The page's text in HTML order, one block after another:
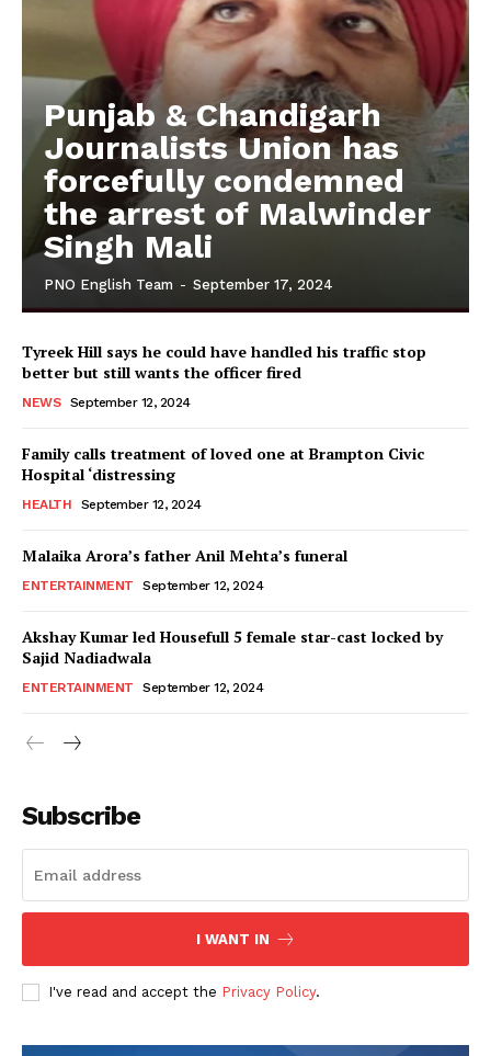
Punjab & Chandigarh
Journalists Union has
forcefully condemned
the arrest of Malwinder
Singh Mali
PNO English Team - September 17, 2024
Tyreek Hill says he could have handled his traffic stop
better but still wants the officer fired
NEWS September 12, 2024
Family calls treatment of loved one at Brampton Civic
Hospital ‘distressing
HEALTH September 12, 2024
Malaika Arora’s father Anil Mehta’s funeral
ENTERTAINMENT September 12, 2024
Akshay Kumar led Housefull 5 female star-cast locked by
Sajid Nadiadwala
ENTERTAINMENT September 12, 2024
Subscribe
I WANT IN
I've read and accept the Privacy Policy.